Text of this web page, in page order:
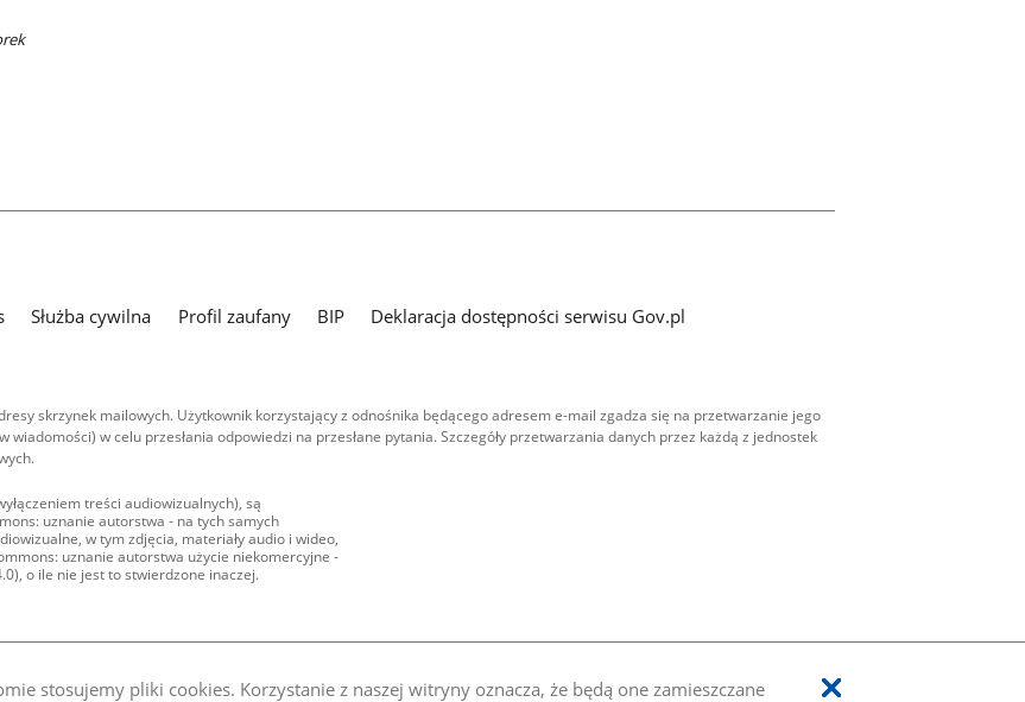
stosujemy pliki cookies. Korzystanie z naszej witryny oznacza, że będą one zamieszczane
Służba cywilna Profil zaufany BIP
Deklaracja dostępności serwisu Gov.pl
skrzynek mailowych. Użytkownik korzystający z odnośnika będącego adresem e-mail zgadza się na przetwarzanie jego
w celu przesłania odpowiedzi na przesłane pytania. Szczegóły przetwarzania danych przez każdą z jednostek
treści audiowizualnych), są
uznanie autorstwa - na tych samych
w tym zdjęcia, materiały audio i wideo,
uznanie autorstwa użycie niekomercyjne -
o ile nie jest to stwierdzone inaczej.